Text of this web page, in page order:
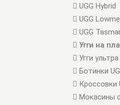
UGG Hybrid
UGG
UGG
Угги на
Угги
Ботинки
Кроссовки
Мокасины